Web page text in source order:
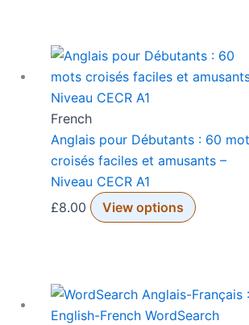
French
Anglais pour Débutants : 60
croisés faciles et amusants –
Niveau CECR A1
£8.00 View options